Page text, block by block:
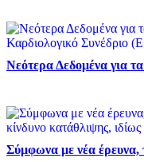
Νεότερα Δεδομένα για
Σύμφωνα με νέα έρευνα,